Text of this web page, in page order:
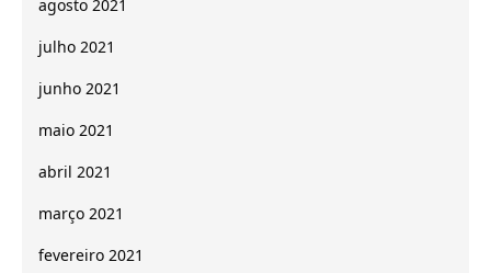
agosto 2021
julho 2021
junho 2021
maio 2021
abril 2021
março 2021
fevereiro 2021